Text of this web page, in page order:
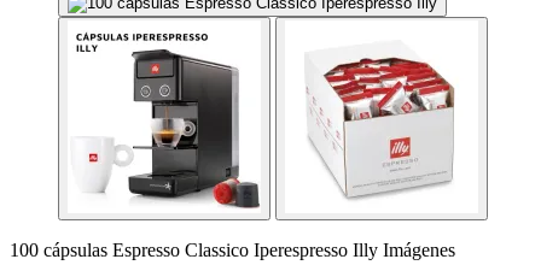
100 cápsulas Espresso Classico Iperespresso Illy Imágenes